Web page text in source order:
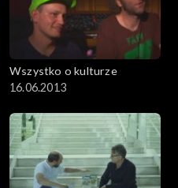
Wszystko o kulturze
16.06.2013